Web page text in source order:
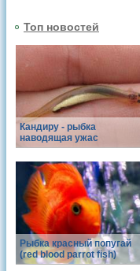
Топ новостей
Кандиру - рыбка
наводящая ужас
Рыбка красный попугай
(red blood parrot fish)